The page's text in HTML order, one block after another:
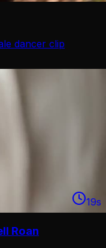
dancer clip
19s
Roan